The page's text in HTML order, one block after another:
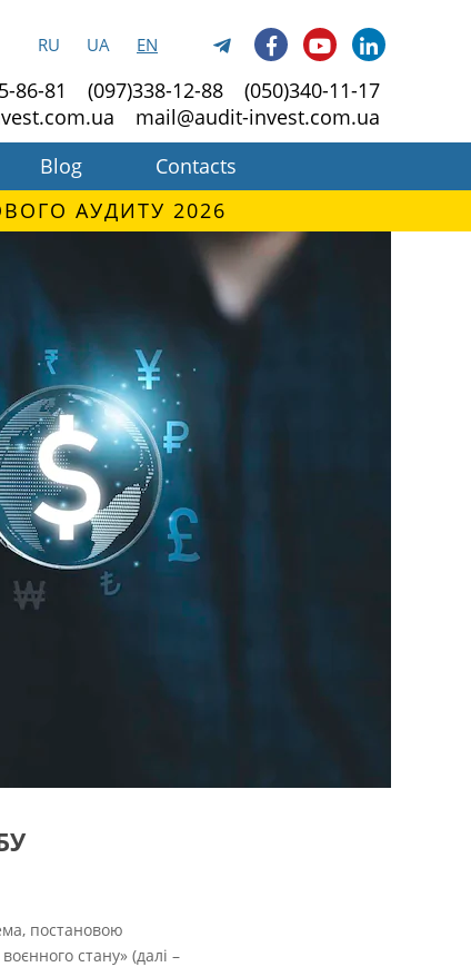
RU UA EN
86-81 (097)338-12-88
(050)340-11-17
mail@audit-invest.com.ua
Blog
Contacts
АУДИТУ 2026
постановою
стану» (далі –